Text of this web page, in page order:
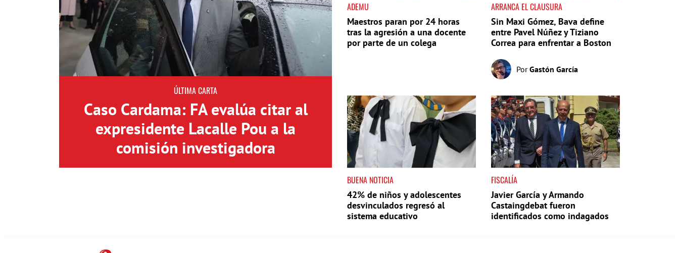
ÚLTIMA CARTA
Caso Cardama: FA evalúa citar al
expresidente Lacalle Pou a la
comisión investigadora
ADEMU
Maestros paran por 24 horas
tras la agresión a una docente
por parte de un colega
ARRANCA EL CLAUSURA
Sin Maxi Gómez, Bava define
entre Pavel Núñez y Tiziano
Correa para enfrentar a Boston
PorGastón García
BUENA NOTICIA
42% de niños y adolescentes
desvinculados regresó al
sistema educativo
FISCALÍA
Javier García y Armando
Castaingdebat fueron
identificados como indagados